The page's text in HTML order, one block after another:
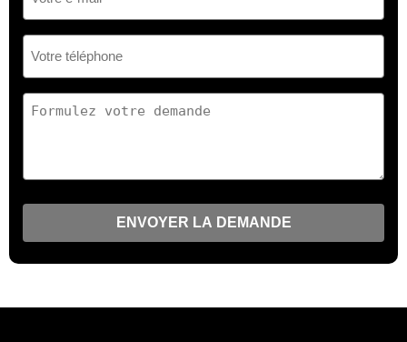
mail
(Nécessaire)
(Nécessaire)
demande